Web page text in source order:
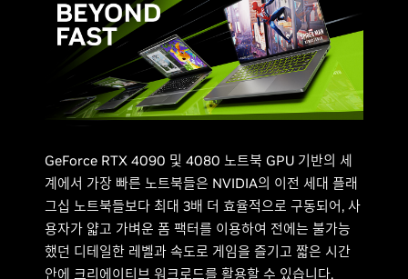
GeForce RTX 4090 및 4080 노트북 GPU 기반의 세
계에서 가장 빠른 노트북들은 NVIDIA의 이전 세대 플래
그십 노트북들보다 최대 3배 더 효율적으로 구동되어, 사
용자가 얇고 가벼운 폼 팩터를 이용하여 전에는 불가능
했던 디테일한 레벨과 속도로 게임을 즐기고 짧은 시간
안에 크리에이티브 워크로드를 활용할 수 있습니다.